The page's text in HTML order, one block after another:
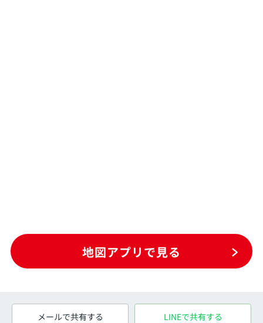
地図アプリで見る
メールで共有する LINEで共有する